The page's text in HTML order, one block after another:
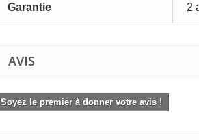
Garantie 2
AVIS
Soyez le premier à donner votre avis !